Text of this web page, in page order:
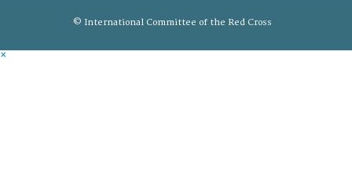
© International Committee of the Red Cross
×